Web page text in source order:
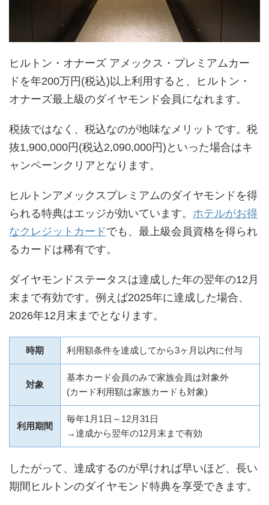
ヒルトン・オナーズ アメックス・プレミアムカー
ドを年200万円(税込)以上利用すると、ヒルトン・
オナーズ最上級のダイヤモンド会員になれます。
税抜ではなく、税込なのが地味なメリットです。税
抜1,900,000円(税込2,090,000円)といった場合はキ
ャンペーンクリアとなります。
ヒルトンアメックスプレミアムのダイヤモンドを得
られる特典はエッジが効いています。 ホテルがお得
なクレジットカードでも、最上級会員資格を得られ
るカードは稀有です。
ダイヤモンドステータスは達成した年の翌年の12月
末まで有効です。例えば2025年に達成した場合、
2026年12月末までとなります。
時期 利用額条件を達成してから3ヶ月以内に付与
対象
基本カード会員のみで家族会員は対象外
(カード利用額は家族カードも対象)
利用期間
毎年1月1日～12月31日
→達成から翌年の12月末まで有効
したがって、達成するのが早ければ早いほど、長い
期間ヒルトンのダイヤモンド特典を享受できます。